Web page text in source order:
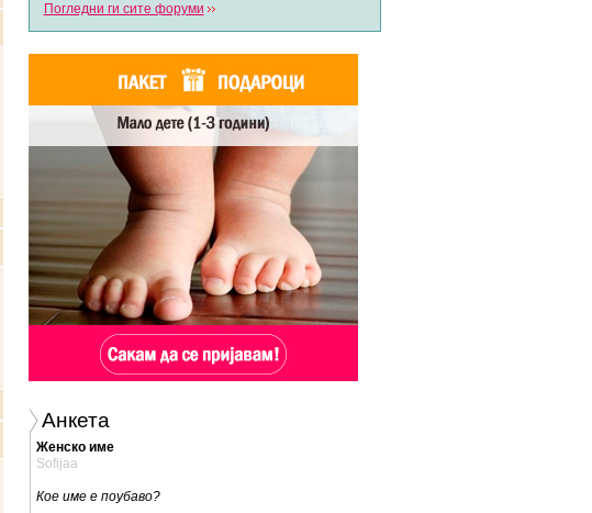
Погледни ги сите форуми
Анкета
Женско име
Sofijaa
Кое име е поубаво?